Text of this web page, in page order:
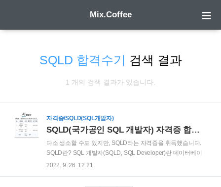
Mix.Coffee
SQLD 합격수기 검색 결과
1 개의 검색 결과가 있습니다.
자격증/SQLD(SQL개발자)
SQLD(국가공인 SQL 개발자) 자격증 합격수기
다소 생소할 수도 있지만, SQLD라는 자격증을 취득했습니다.
SQLD란? SQL 개발자(SQLD, SQL Developer)란 데이터베이
스와 데이터 모델링에 대한 지식을 바탕으로 응용 소프트웨어
2022. 9. 26. 12:21